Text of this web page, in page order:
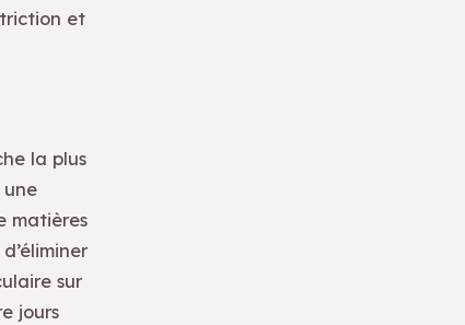
et
la plus
une
matières
sur
jours